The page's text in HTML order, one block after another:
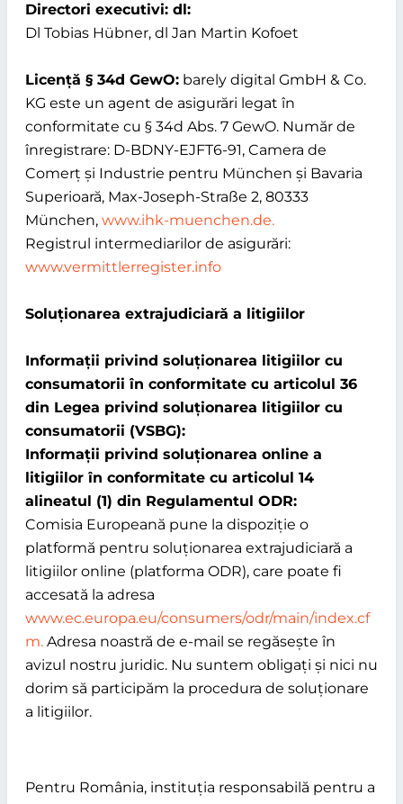
Directori executivi: dl:
Dl Tobias Hübner, dl Jan Martin Kofoet
Licență § 34d GewO: barely digital GmbH & Co.
KG este un agent de asigurări legat în
conformitate cu § 34d Abs. 7 GewO. Număr de
înregistrare: D-BDNY-EJFT6-91, Camera de
Comerț și Industrie pentru München și Bavaria
Superioară, Max-Joseph-Straße 2, 80333
München, www.ihk-muenchen.de.
Registrul intermediarilor de asigurări:
www.vermittlerregister.info
Soluționarea extrajudiciară a litigiilor
Informații privind soluționarea litigiilor cu
consumatorii în conformitate cu articolul 36
din Legea privind soluționarea litigiilor cu
consumatorii (VSBG):
Informații privind soluționarea online a
litigiilor în conformitate cu articolul 14
alineatul (1) din Regulamentul ODR:
Comisia Europeană pune la dispoziție o
platformă pentru soluționarea extrajudiciară a
litigiilor online (platforma ODR), care poate fi
accesată la adresa
www.ec.europa.eu/consumers/odr/main/index.cf
m. Adresa noastră de e-mail se regăsește în
avizul nostru juridic. Nu suntem obligați și nici nu
dorim să participăm la procedura de soluționare
a litigiilor.
Pentru România, instituția responsabilă pentru a